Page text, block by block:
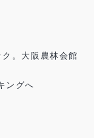
。大阪農林会館
ングへ